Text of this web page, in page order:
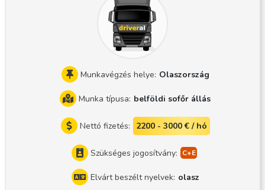
aeszköz egy új gen. Scania S500 és egy Schmitz Sko24 félp
ekintsék meg a weboldalon az adott szerelvényt mielőtt jel
natón illetve a pótkocsin a hátsó pótkerék tartó ládák. Nag
yon kényes a szerelvény így aki nem képes ezt figyelembe
venni kérem ne is jelentkezzen! Mire van szükségünk, hogy
együtt dolgozhassunk? CE jogosítvány + GKI kártya Digitáli
s tachográf kártya Képes a megadott útvonalat betartani M
enetlevelet és Cmr-t képes egyedül precízen vezetni és kit
1/2006/EK szabályainak betartása Megbízható, önmagára é
Munkavégzés helye: Olaszország
Munka típusa: belföldi sofőr állás
Nettó fizetés: 2200 - 3000 € / hó
Szükséges jogosítvány:
Elvárt beszélt nyelvek: olasz